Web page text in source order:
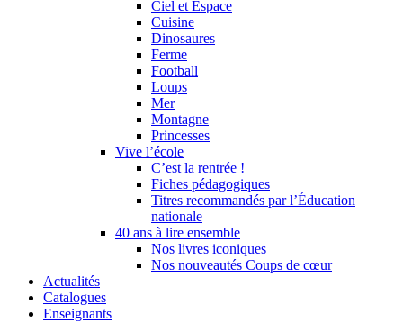
Ciel et Espace
Cuisine
Dinosaures
Ferme
Football
Loups
Mer
Montagne
Princesses
Vive l’école
C’est la rentrée !
Fiches pédagogiques
Titres recommandés par l’Éducation
nationale
40 ans à lire ensemble
Nos livres iconiques
Nos nouveautés Coups de cœur
Actualités
Catalogues
Enseignants